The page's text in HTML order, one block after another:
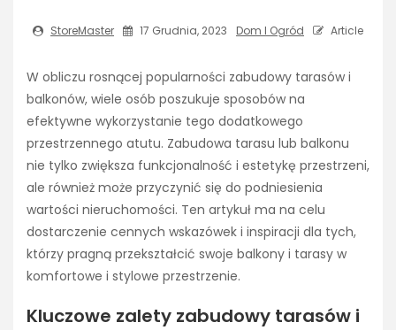
StoreMaster 17 Grudnia, 2023 Dom I Ogród Article
W obliczu rosnącej popularności zabudowy tarasów i
balkonów, wiele osób poszukuje sposobów na
efektywne wykorzystanie tego dodatkowego
przestrzennego atutu. Zabudowa tarasu lub balkonu
nie tylko zwiększa funkcjonalność i estetykę przestrzeni,
ale również może przyczynić się do podniesienia
wartości nieruchomości. Ten artykuł ma na celu
dostarczenie cennych wskazówek i inspiracji dla tych,
którzy pragną przekształcić swoje balkony i tarasy w
komfortowe i stylowe przestrzenie.
Kluczowe zalety zabudowy tarasów i